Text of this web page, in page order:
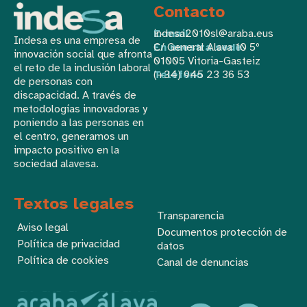
Indesa es una empresa de
innovación social que afronta
el reto de la inclusión laboral
de personas con
discapacidad. A través de
metodologías innovadoras y
poniendo a las personas en
el centro, generamos un
impacto positivo en la
sociedad alavesa.
Contacto
E-mail
indesa2010sl@araba.eus
En nuestra sede
C/ General Alava 10 5º
01005 Vitoria-Gasteiz
Teléfono
(+34) 945 23 36 53
Textos legales
Aviso legal
Política de privacidad
Política de cookies
Transparencia
Documentos protección de
datos
Canal de denuncias